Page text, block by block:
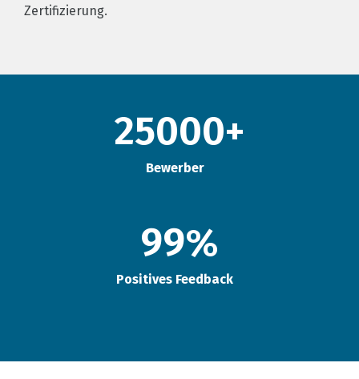
Zertifizierung.
25000+
Bewerber
99%
Positives Feedback